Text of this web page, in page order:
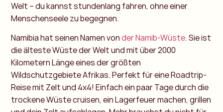
Welt – du kannst stundenlang fahren, ohne einer
Menschenseele zu begegnen.
Namibia hat seinen Namen vonder Namib-Wüste. Sie ist
die älteste Wüste der Welt und mit über 2000
Kilometern Länge eines der größten
Wildschutzgebiete Afrikas. Perfekt für eine Roadtrip-
Reise mit Zelt und 4x4! Einfach ein paar Tage durch die
trockene Wüste cruisen, ein Lagerfeuer machen, grillen